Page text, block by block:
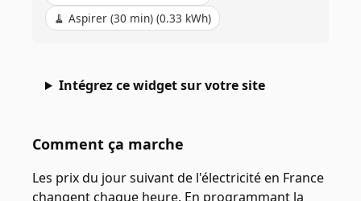
🧹 Aspirer (30 min) (0.33 kWh)
Intégrez ce widget sur votre site
Comment ça marche
Les prix du jour suivant de l'électricité en France
changent chaque heure. En programmant la